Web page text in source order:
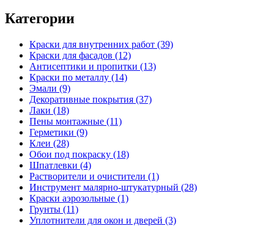
Категории
Краски для внутренних работ (39)
Краски для фасадов (12)
Антисептики и пропитки (13)
Краски по металлу (14)
Эмали (9)
Декоративные покрытия (37)
Лаки (18)
Пены монтажные (11)
Герметики (9)
Клеи (28)
Обои под покраску (18)
Шпатлевки (4)
Растворители и очистители (1)
Инструмент малярно-штукатурный (28)
Краски аэрозольные (1)
Грунты (11)
Уплотнители для окон и дверей (3)